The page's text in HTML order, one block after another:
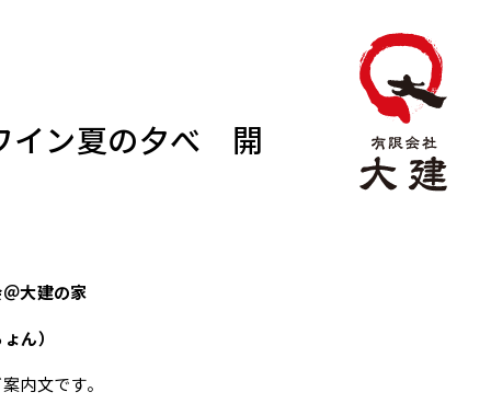
ン夏の夕べ 開
大建の家
ん）
内文です。